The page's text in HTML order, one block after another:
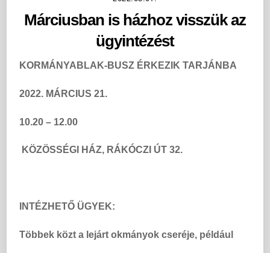
Márciusban is házhoz visszük az
ügyintézést
KORMÁNYABLAK-BUSZ ÉRKEZIKTARJÁNBA
2022. MÁRCIUS 21.
10.20 – 12.00
KÖZÖSSÉGI HÁZ, RÁKÓCZI ÚT 32.
INTÉZHETŐ ÜGYEK:
Többek közt a lejárt okmányok cseréje, például